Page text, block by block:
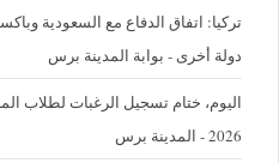
تركيا: اتفاق الدفاع مع السعودية
دولة أخرى - بوابة المدينة برس
اليوم، ختام تسجيل الرغبات لطلاب
2026 - المدينة برس